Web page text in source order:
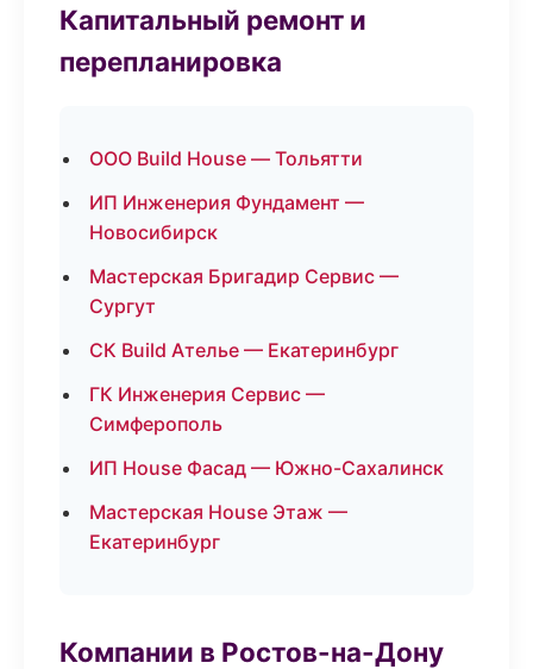
Капитальный ремонт и
перепланировка
ООО Build House — Тольятти
ИП Инженерия Фундамент —
Новосибирск
Мастерская Бригадир Сервис —
Сургут
СК Build Ателье — Екатеринбург
ГК Инженерия Сервис —
Симферополь
ИП House Фасад — Южно-Сахалинск
Мастерская House Этаж —
Екатеринбург
Компании в Ростов-на-Дону